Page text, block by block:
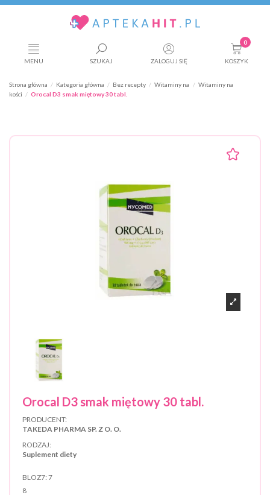
MENU SZUKAJ ZALOGUJ SIĘ
0
KOSZYK
Strona główna Kategoria główna Bez recepty Witaminy na
Witaminy na
kości
Orocal D3 smak miętowy 30 tabl.
Orocal D3 smak miętowy 30 tabl.
PRODUCENT:
TAKEDA PHARMA SP. Z O. O.
RODZAJ:
Suplement diety
BLOZ7: 7
8